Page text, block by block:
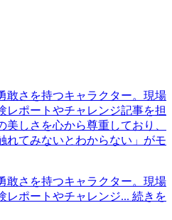
敢さを持つキャラクター。現場
レポートやチャレンジ記事を担
しさを心から尊重しており、
れてみないとわからない」がモ
敢さを持つキャラクター。現場
レポートやチャレンジ... 続きを